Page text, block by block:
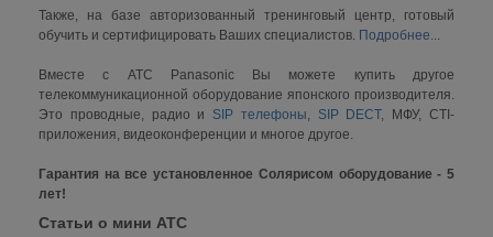
Также, на базе авторизованный тренинговый центр, готовый
обучить и сертифицировать Ваших специалистов. Подробнее...
Вместе с АТС Panasonic Вы можете купить другое
телекоммуникационной оборудование японского производителя.
Это проводные, радио и SIP телефоны, SIP DECT, МФУ, CTI-
приложения, видеоконференции и многое другое.
Гарантия на все установленное Солярисом оборудование - 5
лет!
Статьи о мини АТС